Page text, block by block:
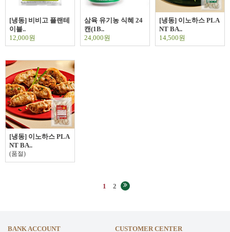
[냉동] 비비고 플랜테
이블..
12,000원
삼육 유기농 식혜 24
캔(1B..
24,000원
[냉동] 이노하스 PLA
NT BA..
14,500원
[냉동] 이노하스 PLA
NT BA..
(품절)
1 2
BANK ACCOUNT CUSTOMER CENTER